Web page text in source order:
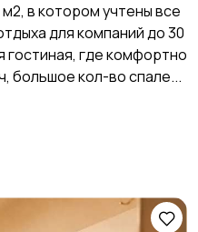
в котором учтены все
для компаний до 30
где комфортно
большое кол-во спале...